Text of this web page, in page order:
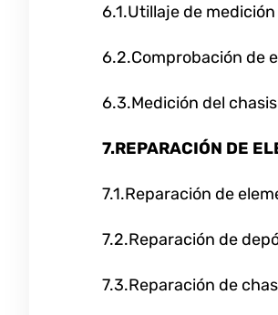
6.1.Utillaje de
6.2.Comprobación de
6.3.Medición del chasis
7.REPARACIÓN DE
7.1.Reparación de
7.2.Reparación de
7.3.Reparación de